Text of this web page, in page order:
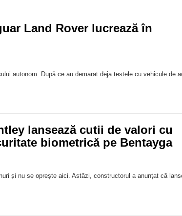
Land Rover lucrează în
autonom. După ce au demarat deja testele cu vehicule de
lansează cutii de valori cu
biometrică pe Bentayga
și nu se oprește aici. Astăzi, constructorul a anunțat că